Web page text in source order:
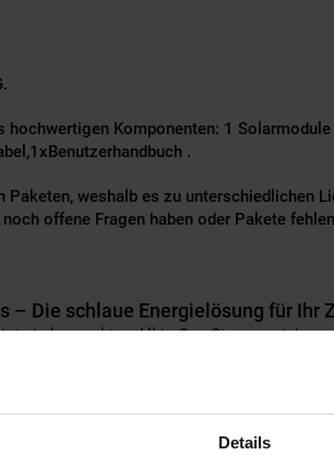
Details
hochwertigen Komponenten: 1
.
weshalb es zu unterschiedlichen
offene Fragen haben oder Pakete
– Die schlaue Energielösung für Ihr
ein kompaktes All-in-One-
(erweiterbar auf bis zu 11,52 kWh), einem
– perfekt abgestimmt auf die